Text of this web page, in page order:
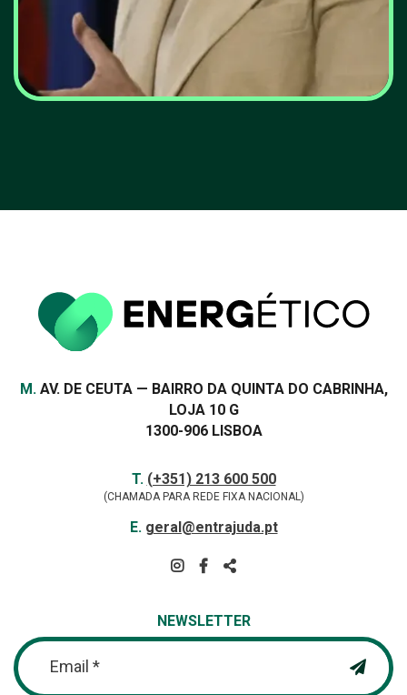
Morada
M.AV. DE CEUTA — BAIRRO DA QUINTA DO CABRINHA,
LOJA 10 G
1300-906 LISBOA
T. (+351) 213 600 500
(CHAMADA PARA REDE FIXA NACIONAL)
E. geral@entrajuda.pt
REDE
NEWSLETTER
Email *